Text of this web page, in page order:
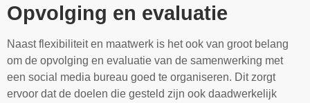
Opvolging en evaluatie
Naast flexibiliteit en maatwerk is het ook van groot belang
om de opvolging en evaluatie van de samenwerking met
een social media bureau goed te organiseren. Dit zorgt
ervoor dat de doelen die gesteld zijn ook daadwerkelijk